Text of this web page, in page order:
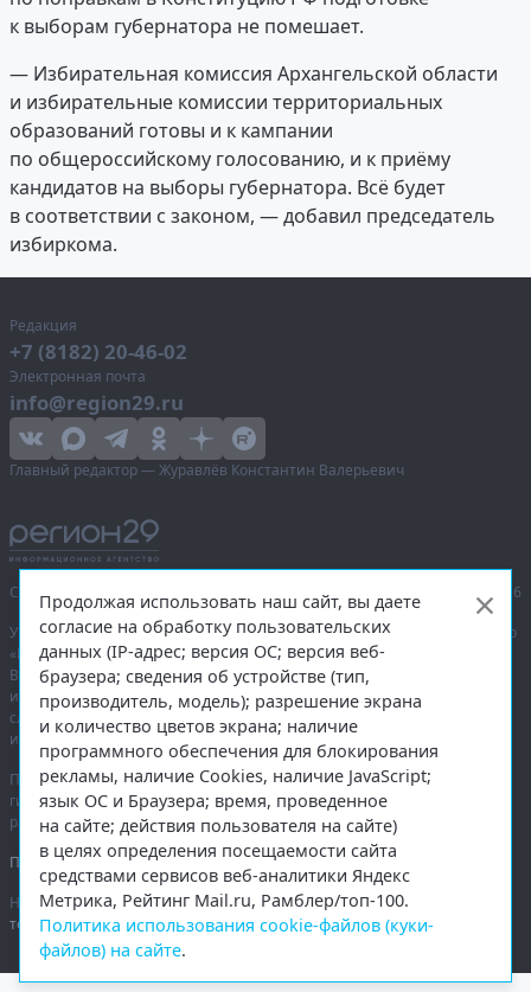
к выборам губернатора не помешает.
— Избирательная комиссия Архангельской области
и избирательные комиссии территориальных
образований готовы и к кампании
по общероссийскому голосованию, и к приёму
кандидатов на выборы губернатора. Всё будет
в соответствии с законом, — добавил председатель
избиркома.
Редакция
+7 (8182) 20-46-02
Электронная почта
info@region29.ru
Главный редактор — Журавлёв Константин Валерьевич
Сетевое издание «Информационное агентство Регион 29»,
© 2016–2026
Учредитель — общество с ограниченной ответственностью «Агентство
«Правда Севера».
Выписка из реестра зарегистрированных средств массовой
информации:ЭЛ № ФС 77-74226 от 09.11.2018 выдано Федеральной
службой по надзору в сфере связи, информационных технологий
и массовых коммуникаций (Роскомнадзор).
При полном или частичном использовании любых материалов
гиперссылка на region29.ruобязательна. Копирование материалов без
разрешения администрации сайта запрещено.
Правовая информация.
На информационном ресурсе применяютсярекомендательные
технологии.
Продолжая использовать наш сайт, вы даете
согласие на обработку пользовательских
данных (IP-адрес; версия ОС; версия веб-
браузера; сведения об устройстве (тип,
производитель, модель); разрешение экрана
и количество цветов экрана; наличие
программного обеспечения для блокирования
рекламы, наличие Cookies, наличие JavaScript;
язык ОС и Браузера; время, проведенное
на сайте; действия пользователя на сайте)
в целях определения посещаемости сайта
средствами сервисов веб-аналитики Яндекс
Метрика, Рейтинг Mail.ru, Рамблер/топ-100.
Политика использования cookie-файлов (куки-
файлов) на сайте.